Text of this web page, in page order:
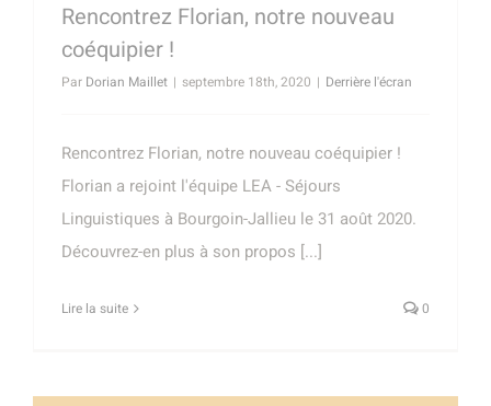
Rencontrez Florian, notre nouveau
coéquipier !
Par Dorian Maillet | septembre 18th, 2020 | Derrière l'écran
Rencontrez Florian, notre nouveau coéquipier !
Florian a rejoint l'équipe LEA - Séjours
Linguistiques à Bourgoin-Jallieu le 31 août 2020.
Découvrez-en plus à son propos [...]
Lire la suite 0